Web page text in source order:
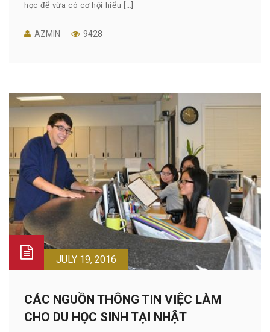
học để vừa có cơ hội hiểu […]
AZMIN 9428
JULY 19, 2016
CÁC NGUỒN THÔNG TIN VIỆC LÀM
CHO DU HỌC SINH TẠI NHẬT